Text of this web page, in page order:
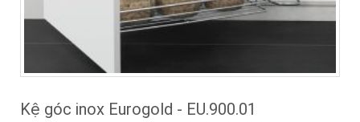
Kệ góc inox Eurogold - EU.900.01